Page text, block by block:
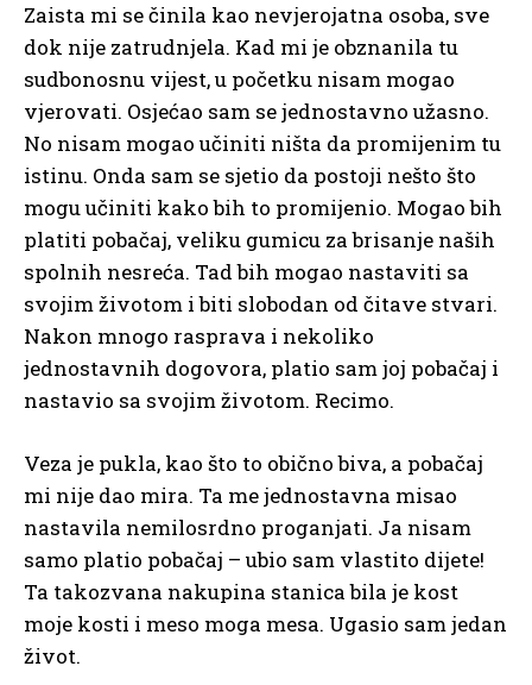
Zaista mi se činila kao nevjerojatna osoba, sve
dok nije zatrudnjela. Kad mi je obznanila tu
sudbonosnu vijest, u početku nisam mogao
vjerovati. Osjećao sam se jednostavno užasno.
No nisam mogao učiniti ništa da promijenim tu
istinu. Onda sam se sjetio da postoji nešto što
mogu učiniti kako bih to promijenio. Mogao bih
platiti pobačaj, veliku gumicu za brisanje naših
spolnih nesreća. Tad bih mogao nastaviti sa
svojim životom i biti slobodan od čitave stvari.
Nakon mnogo rasprava i nekoliko
jednostavnih dogovora, platio sam joj pobačaj i
nastavio sa svojim životom. Recimo.
Veza je pukla, kao što to obično biva, a pobačaj
mi nije dao mira. Ta me jednostavna misao
nastavila nemilosrdno proganjati. Ja nisam
samo platio pobačaj – ubio sam vlastito dijete!
Ta takozvana nakupina stanica bila je kost
moje kosti i meso moga mesa. Ugasio sam jedan
život.